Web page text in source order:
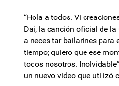
“Hola a todos. Vi
Dai, la canción oficial de la
a necesitar bailarines para
tiempo; quiero que ese
todos nosotros.
un nuevo video que utilizó